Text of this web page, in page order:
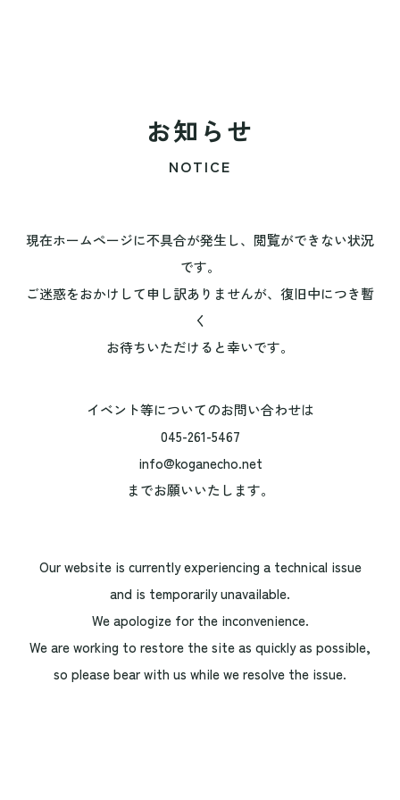
お知らせ
NOTICE
現在ホームページに不具合が発生し、閲覧ができない状況
です。
ご迷惑をおかけして申し訳ありませんが、復旧中につき暫
く
お待ちいただけると幸いです。
イベント等についてのお問い合わせは
045-261-5467
info@koganecho.net
までお願いいたします。
Our website is currently experiencing a technical issue
and is temporarily unavailable.
We apologize for the inconvenience.
We are working to restore the site as quickly as possible,
so please bear with us while we resolve the issue.